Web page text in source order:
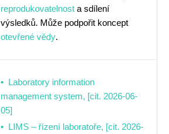
reprodukovatelnost a sdílení
výsledků. Může podpořit koncept
otevřené vědy.
Laboratory information
management system, [cit. 2026-06-
05]
LIMS – řízení laboratoře, [cit. 2026-